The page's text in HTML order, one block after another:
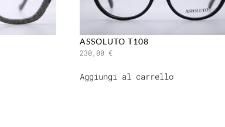
ASSOLUTO T108
230,00 €
Aggiungi al carrello